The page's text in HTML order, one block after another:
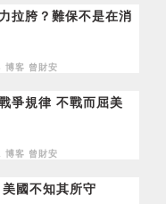
拉胯？難保不是在消
博客 曾財安
爭規律 不戰而屈美
博客 曾財安
國不知其所守